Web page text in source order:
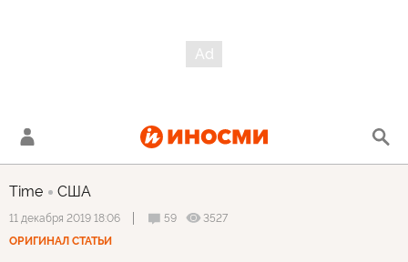
Time США
11 декабря 2019 18:06 59
3527
ОРИГИНАЛ СТАТЬИ